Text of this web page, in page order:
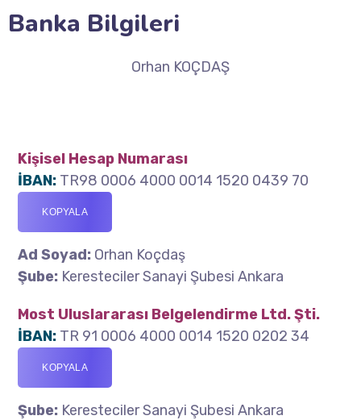
Banka Bilgileri
Orhan KOÇDAŞ
Kişisel Hesap Numarası
İBAN: TR98 0006 4000 0014 1520 0439 70
KOPYALA
Ad Soyad: Orhan Koçdaş
Şube: Keresteciler Sanayi Şubesi Ankara
Most Uluslararası Belgelendirme Ltd. Şti.
İBAN: TR 91 0006 4000 0014 1520 0202 34
KOPYALA
Şube: Keresteciler Sanayi Şubesi Ankara